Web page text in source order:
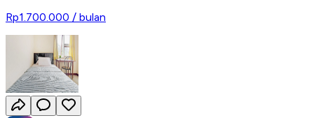
Rp1.700.000 / bulan